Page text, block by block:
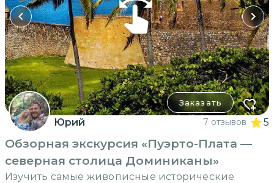
Заказать
Юрий 7 отзывов 5
Обзорная экскурсия «Пуэрто-Плата —
северная столица Доминиканы»
Изучить самые живописные исторические